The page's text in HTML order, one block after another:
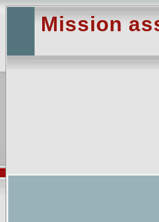
Mission